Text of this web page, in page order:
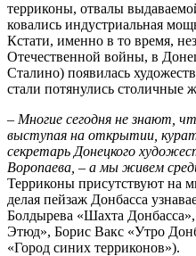
терриконы, отвалы
ковались индустриальная
Кстати, именно в то время,
Отечественной войны, в
Сталино) появилась
стали потянулись столичные
– Многие сегодня не знают,
выступая на открытии,
секретарь Донецкого
Воропаева, – а мы живем
Терриконы присутствуют на
делая пейзаж Донбасса
Болдырева «Шахта
Этюд», Борис Вакс «Утро
«Город синих терриконов»).